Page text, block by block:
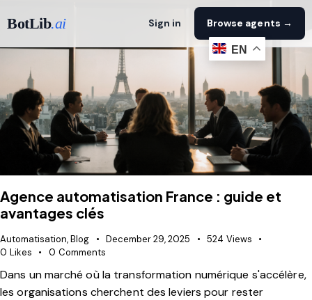
BotLib.ai Sign in Browse agents →
Agence automatisation France : guide et
avantages clés
Automatisation,Blog December 29, 2025 524 Views
0 Likes 0 Comments
Dans un marché où la transformation numérique s'accélère,
les organisations cherchent des leviers pour rester
EN